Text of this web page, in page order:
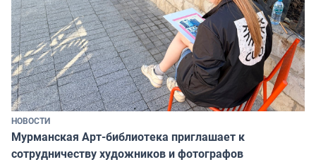
НОВОСТИ
Мурманская Арт-библиотека приглашает к
сотрудничеству художников и фотографов